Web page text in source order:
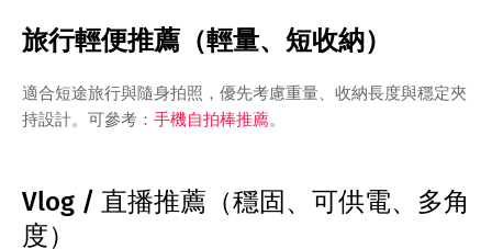
旅行輕便推薦（輕量、短收納）
適合短途旅行與隨身拍照，優先考慮重量、收納長度與穩定夾
持設計。可參考： 手機自拍棒推薦。
Vlog / 直播推薦（穩固、可供電、多角
度）